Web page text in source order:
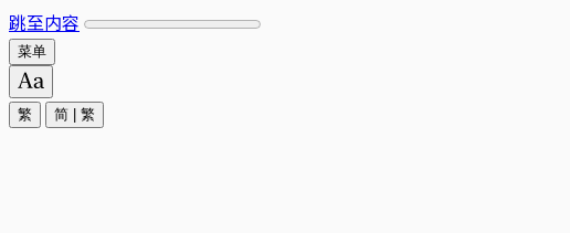
跳至内容
菜单
繁 简 繁